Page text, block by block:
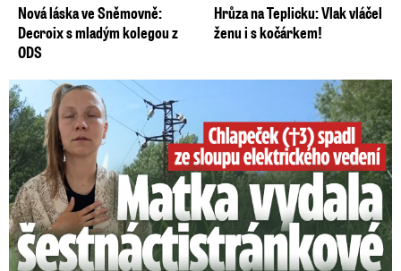
Nová láska ve Sněmovně:
Decroix s mladým kolegou z
ODS
Hrůza na Teplicku: Vlak vláčel
ženu i s kočárkem!
Smrtelný pád chlapce: Matka vydala vyjádření na 16 stran